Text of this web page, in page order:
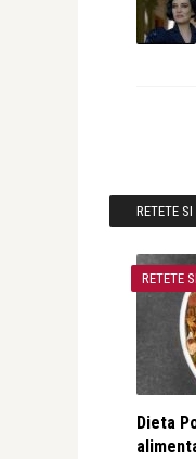
RETETE SI
RETETE
Dieta